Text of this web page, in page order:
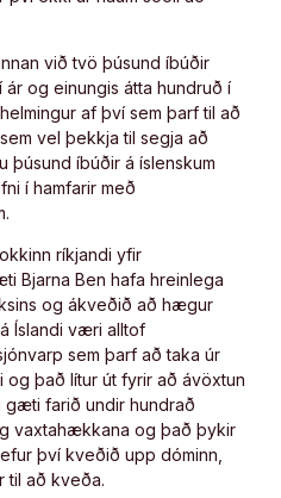
við tvö þúsund íbúðir
og einungis átta hundruð í
af því sem þarf til að
vel þekkja til segja að
þúsund íbúðir á íslenskum
í hamfarir með
ríkjandi yfir
Bjarna Ben hafa hreinlega
og ákveðið að hægur
Íslandi væri alltof
sem þarf að taka úr
og það lítur út fyrir að ávöxtun
gæti farið undir hundrað
vaxtahækkana og það þykir
því kveðið upp dóminn,
til að kveða.